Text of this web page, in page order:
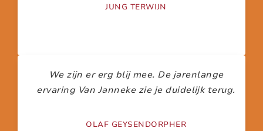
JUNG TERWIJN
We zijn er erg blij mee. De jarenlange
ervaring Van Janneke zie je duidelijk terug.
OLAF GEYSENDORPHER